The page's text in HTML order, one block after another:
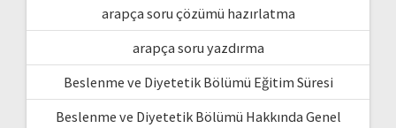
arapça soru çözümü hazırlatma
arapça soru yazdırma
Beslenme ve Diyetetik Bölümü Eğitim Süresi
Beslenme ve Diyetetik Bölümü Hakkında Genel